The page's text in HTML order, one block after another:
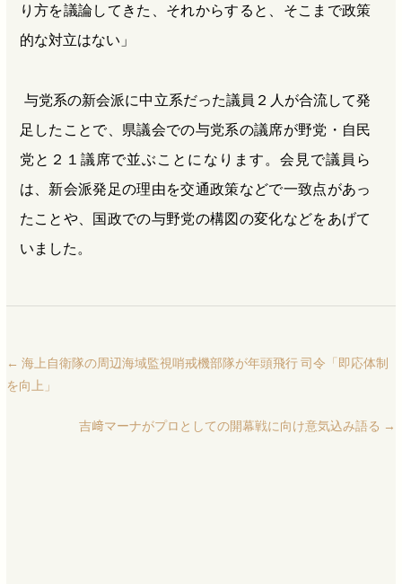
り方を議論してきた、それからすると、そこまで政策
的な対立はない」
与党系の新会派に中立系だった議員２人が合流して発
足したことで、県議会での与党系の議席が野党・自民
党と２１議席で並ぶことになります。会見で議員ら
は、新会派発足の理由を交通政策などで一致点があっ
たことや、国政での与野党の構図の変化などをあげて
いました。
← 海上自衛隊の周辺海域監視哨戒機部隊が年頭飛行 司令「即応体制
を向上」
吉﨑マーナがプロとしての開幕戦に向け意気込み語る →